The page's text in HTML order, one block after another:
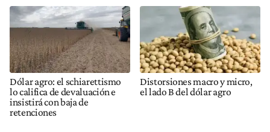
Dólar agro: el schiarettismo
lo califica de devaluación e
insistirá con baja de
retenciones
Distorsiones macro y micro,
el lado B del dólar agro